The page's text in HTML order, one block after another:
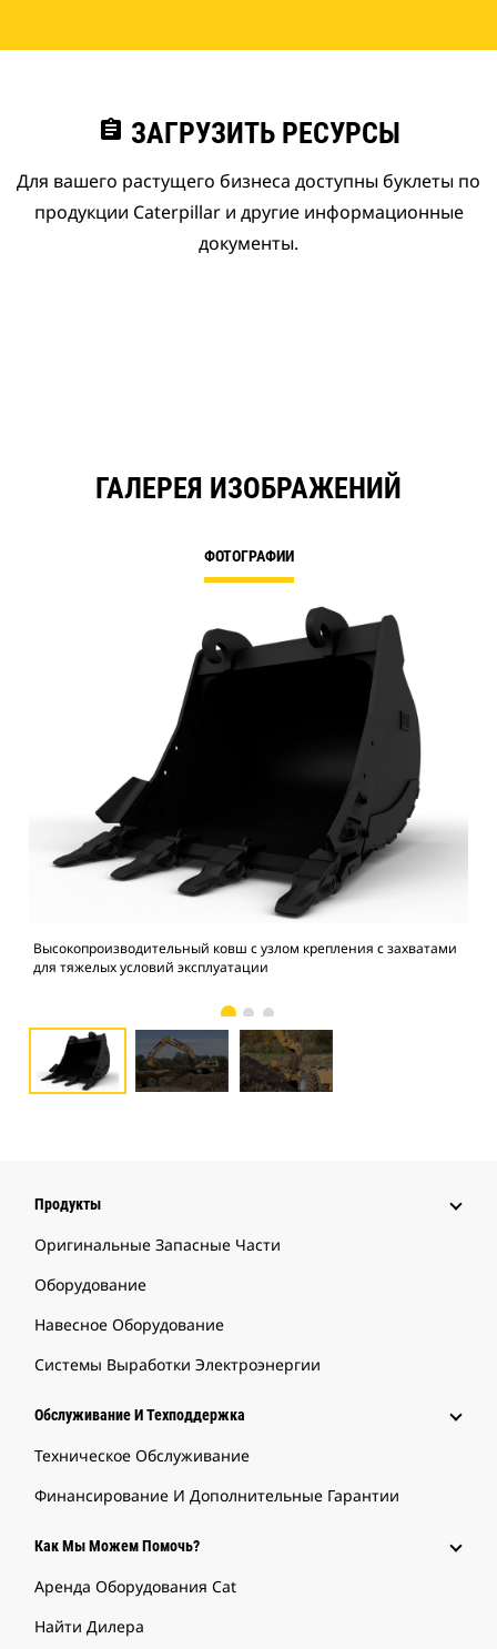
assignment ЗАГРУЗИТЬ РЕСУРСЫ
Для вашего растущего бизнеса доступны буклеты по
продукции Caterpillar и другие информационные
документы.
ГАЛЕРЕЯ ИЗОБРАЖЕНИЙ
ФОТОГРАФИИ
Высокопроизводительный ковш с узлом крепления с захватами
для тяжелых условий эксплуатации
Продукты
Оригинальные Запасные Части
Оборудование
Навесное Оборудование
Системы Выработки Электроэнергии
Обслуживание И Техподдержка
Техническое Обслуживание
Финансирование И Дополнительные Гарантии
Как Мы Можем Помочь?
Аренда Оборудования Cat
Найти Дилера